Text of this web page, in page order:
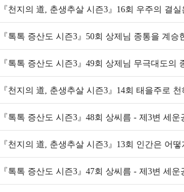
『천지의 道, 춘생추살 시즌3』16회 우주의 결
『톡톡 증산도 시즌3』50회 상제님 종통을 계승
『톡톡 증산도 시즌3』49회 상제님 무극대도의
『천지의 道, 춘생추살 시즌3』14회 태을주로
『톡톡 증산도 시즌3』48회 상씨름 - 제3변 세운
『천지의 道, 춘생추살 시즌3』13회 인간은 어
『톡톡 증산도 시즌3』47회 상씨름 - 제3변 세운